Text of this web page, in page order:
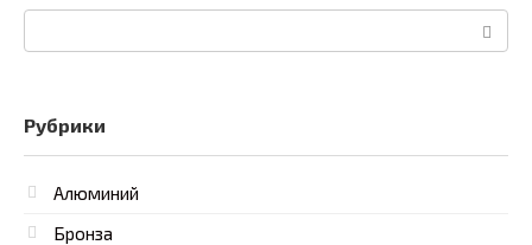
Поиск:
Рубрики
Алюминий
Бронза